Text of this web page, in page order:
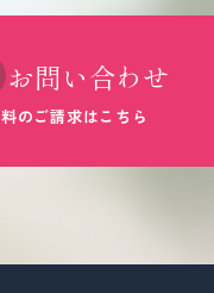
お問い合わせ
のご請求はこちら